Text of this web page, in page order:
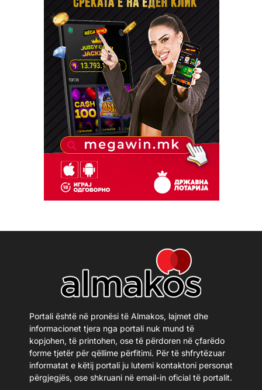
Portali është në pronësi të Almakos, lajmet dhe
informacionet tjera nga portali nuk mund të
kopjohen, të printohen, ose të përdoren në çfarëdo
forme tjetër për qëllime përfitimi. Për të shfrytëzuar
informatat e këtij portali ju lutemi kontaktoni personat
përgjegjës, ose shkruani në email-in oficial të portalit.